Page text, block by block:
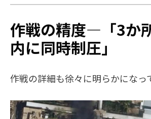
作戦の精度—「3か
内に同時制圧」
作戦の詳細も徐々に明らかになっ